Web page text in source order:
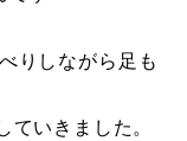
りしながら⁡足も
いきました。